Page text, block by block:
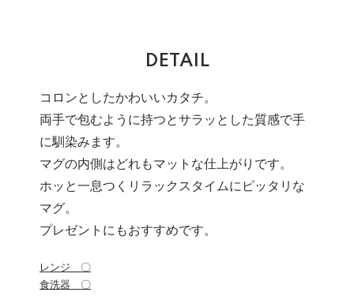
DETAIL
コロンとしたかわいいカタチ。
両手で包むように持つとサラッとした質感で手
に馴染みます。
マグの内側はどれもマットな仕上がりです。
ホッと一息つくリラックスタイムにピッタリな
マグ。
プレゼントにもおすすめです。
レンジ 〇
食洗器 〇